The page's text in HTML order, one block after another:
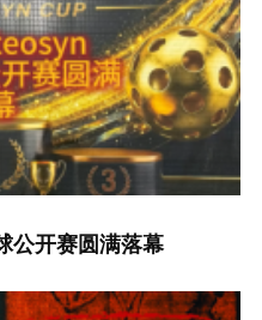
开赛圆满落幕